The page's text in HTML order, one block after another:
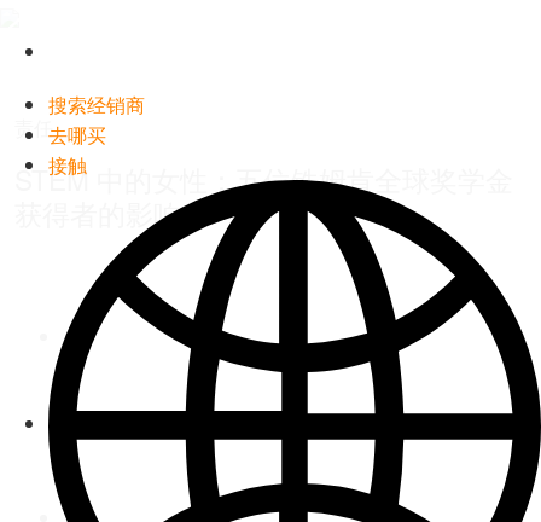
搜索经销商
去哪买
接触
责任
STEM 中的女性：五位铁姆肯全球奖学金
获得者的影响力
WeChat
Weibo